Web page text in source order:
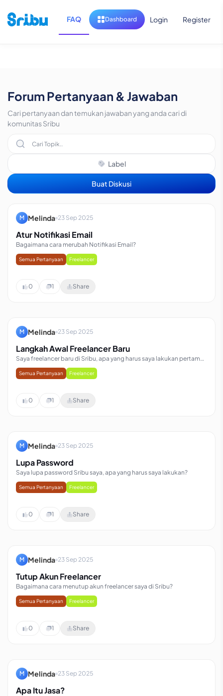
FAQ Dashboard Login Register
Forum Pertanyaan & Jawaban
Cari pertanyaan dan temukan jawaban yang anda cari di
komunitas Sribu
Label
Buat Diskusi
M Melinda 23 Sep 2025
Atur Notifikasi Email
Bagaimana cara merubah Notifikasi Email?
Semua Pertanyaan Freelancer
0 1 Share
M Melinda 23 Sep 2025
Langkah Awal Freelancer Baru
Saya freelancer baru di Sribu, apa yang harus saya lakukan pertama
kali?
Semua Pertanyaan Freelancer
0 1 Share
M Melinda 23 Sep 2025
Lupa Password
Saya lupa password Sribu saya, apa yang harus saya lakukan?
Semua Pertanyaan Freelancer
0 1 Share
M Melinda 23 Sep 2025
Tutup Akun Freelancer
Bagaimana cara menutup akun freelancer saya di Sribu?
Semua Pertanyaan Freelancer
0 1 Share
M Melinda 23 Sep 2025
Apa Itu Jasa?